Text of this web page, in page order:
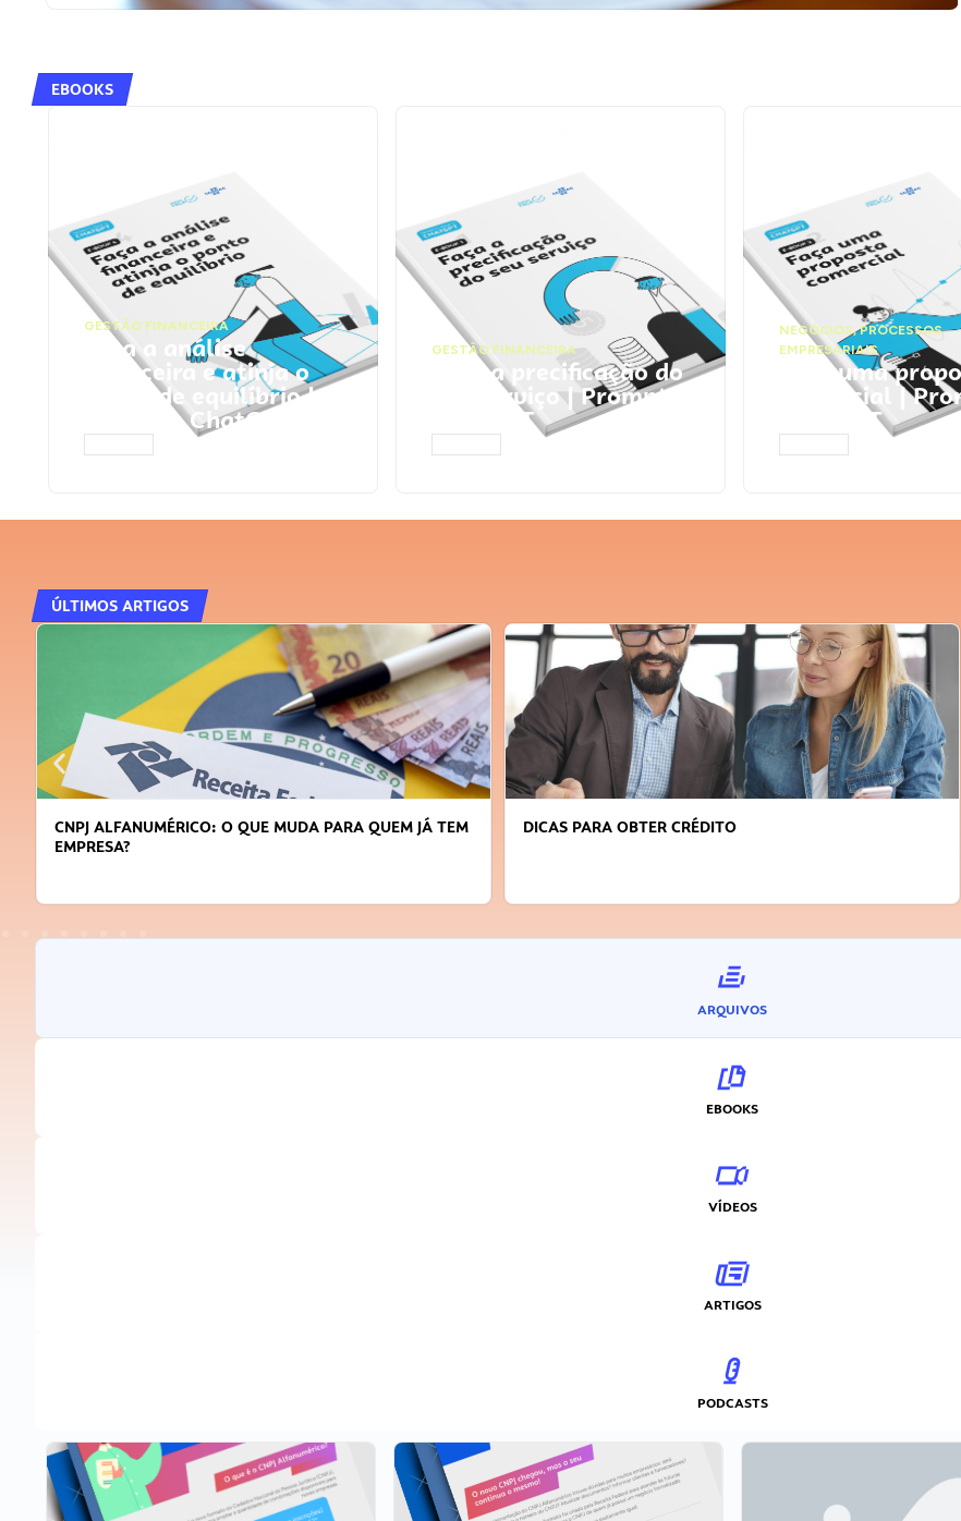
EBOOKS
GESTÃO FINANCEIRA
Faça a análise
financeira e atinja o
ponto de equilíbrio |
Prompts ChatGPT
GESTÃO FINANCEIRA
Faça a precificação do
seu serviço | Prompts
ChatGPT
NEGÓCIOS,PROCESSOS
EMPRESARIAIS
Faça uma
comercial |
ChatGPT
ÚLTIMOS ARTIGOS
DICAS PARA OBTER CRÉDITO
FAÇA A DIFERENÇA: SEJA SUSTENTÁVEL, SEJA
ARQUIVOS
EBOOKS
VÍDEOS
ARTIGOS
PODCASTS